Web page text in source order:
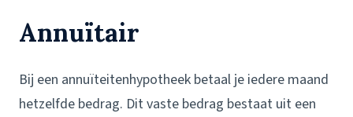
Annuïtair
Bij een annuïteitenhypotheek betaal je iedere maand
hetzelfde bedrag. Dit vaste bedrag bestaat uit een